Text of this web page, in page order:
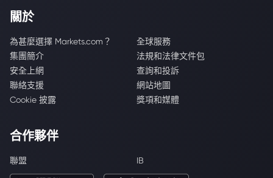
關於
為甚麼選擇 Markets.com？
全球服務
集團簡介
法規和法律文件包
安全上網
查詢和投訴
聯絡支援
網站地圖
Cookie 披露
獎項和媒體
合作夥伴
聯盟 IB